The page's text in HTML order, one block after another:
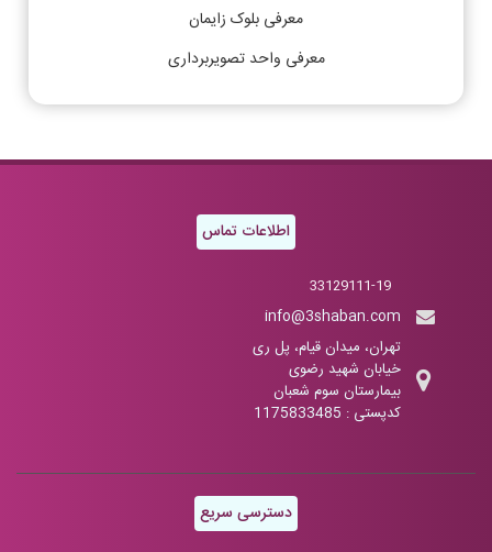
معرفی بلوک زایمان
معرفی واحد تصویربرداری
اطلاعات تماس
33129111-19
info@3shaban.com
تهران، میدان قیام، پل ری
خیابان شهید رضوی
بیمارستان سوم شعبان
کدپستی : 1175833485
دسترسی سریع